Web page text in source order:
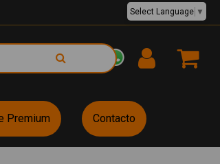
EUR €
Select Language ▼
Premium Contacto